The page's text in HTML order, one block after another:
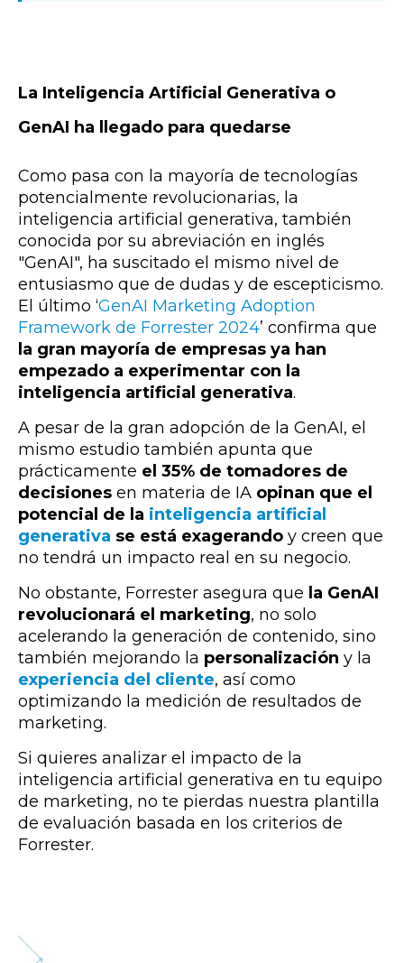
La Inteligencia Artificial Generativa o
GenAI ha llegado para quedarse
Como pasa con la mayoría de tecnologías
potencialmente revolucionarias, la
inteligencia artificial generativa, también
conocida por su abreviación en inglés
"GenAI", ha suscitado el mismo nivel de
entusiasmo que de dudas y de escepticismo.
El último ‘GenAI Marketing Adoption
Framework de Forrester 2024’ confirma que
la gran mayoría de empresas ya han
empezado a experimentar con la
inteligencia artificial generativa.
A pesar de la gran adopción de la GenAI, el
mismo estudio también apunta que
prácticamente el 35% de tomadores de
decisiones en materia de IA opinan que el
potencial de la inteligencia artificial
generativa se está exagerando y creen que
no tendrá un impacto real en su negocio.
No obstante, Forrester asegura que la GenAI
revolucionará el marketing, no solo
acelerando la generación de contenido, sino
también mejorando la personalización y la
experiencia del cliente, así como
optimizando la medición de resultados de
marketing.
Si quieres analizar el impacto de la
inteligencia artificial generativa en tu equipo
de marketing, no te pierdas nuestra plantilla
de evaluación basada en los criterios de
Forrester.